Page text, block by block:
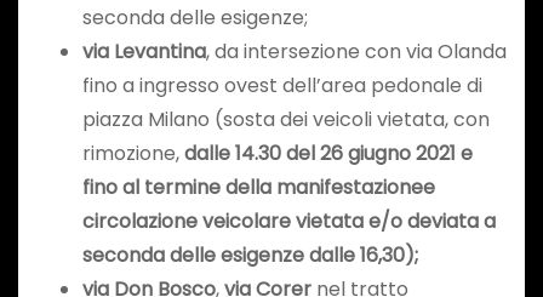
seconda delle esigenze;
via Levantina, da intersezione con via Olanda
fino a ingresso ovest dell’area pedonale di
piazza Milano (sosta dei veicoli vietata, con
rimozione,dalle 14.30 del 26 giugno 2021 e
fino al termine della manifestazionee
circolazione veicolare vietata e/o deviata a
seconda delle esigenze dalle 16,30);
via Don Bosco,via Corernel tratto